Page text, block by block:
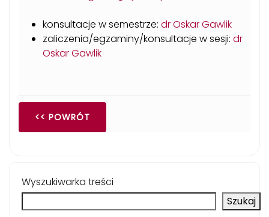
konsultacje w semestrze: dr Oskar Gawlik
zaliczenia/egzaminy/konsultacje w sesji: dr
Oskar Gawlik
<< POWRÓT
Wyszukiwarka treści
Szukaj